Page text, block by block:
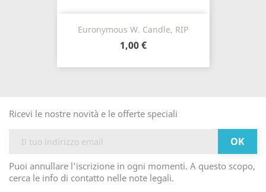
Euronymous W. Candle, RIP
1,00 €
Ricevi le nostre novità e le offerte speciali
Puoi annullare l'iscrizione in ogni momenti. A questo scopo,
cerca le info di contatto nelle note legali.